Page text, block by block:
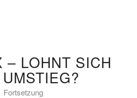
– LOHNT SICH
Fortsetzung